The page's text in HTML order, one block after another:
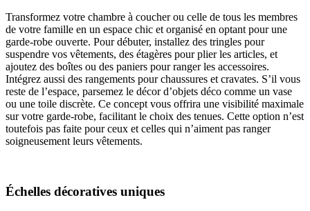
Transformez votre chambre à coucher ou celle de tous les membres
de votre famille en un espace chic et organisé en optant pour une
garde-robe ouverte. Pour débuter, installez des tringles pour
suspendre vos vêtements, des étagères pour plier les articles, et
ajoutez des boîtes ou des paniers pour ranger les accessoires.
Intégrez aussi des rangements pour chaussures et cravates. S’il vous
reste de l’espace, parsemez le décor d’objets déco comme un vase
ou une toile discrète. Ce concept vous offrira une visibilité maximale
sur votre garde-robe, facilitant le choix des tenues. Cette option n’est
toutefois pas faite pour ceux et celles qui n’aiment pas ranger
soigneusement leurs vêtements.
Échelles décoratives uniques